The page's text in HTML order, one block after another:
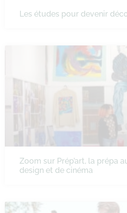
Les études pour devenir
Zoom sur Prép’art, la prépa
design et de cinéma